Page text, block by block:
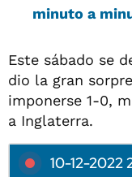
minuto a
Este sábado se
dio la gran
imponerse 1-0,
a Inglaterra.
10-12-2022